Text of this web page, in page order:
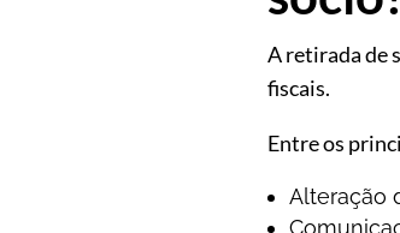
A retirada de
fiscais.
Entre os
Alteração